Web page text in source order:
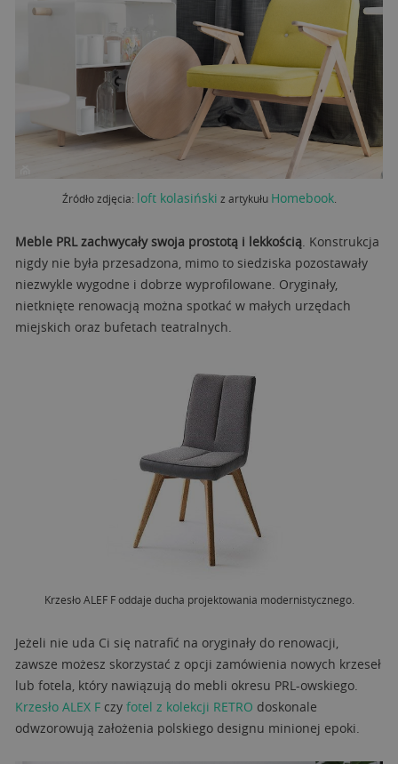
Źródło zdjęcia: loft kolasiński z artykułu Homebook.
Meble PRL zachwycały swoja prostotą i lekkością . Konstrukcja
nigdy nie była przesadzona, mimo to siedziska pozostawały
niezwykle wygodne i dobrze wyprofilowane. Oryginały,
nietknięte renowacją można spotkać w małych urzędach
miejskich oraz bufetach teatralnych.
Krzesło ALEF F oddaje ducha projektowania modernistycznego.
Jeżeli nie uda Ci się natrafić na oryginały do renowacji,
zawsze możesz skorzystać z opcji zamówienia nowych krzeseł
lub fotela, który nawiązują do mebli okresu PRL-owskiego.
Krzesło ALEX F czy fotel z kolekcji RETRO doskonale
odwzorowują założenia polskiego designu minionej epoki.